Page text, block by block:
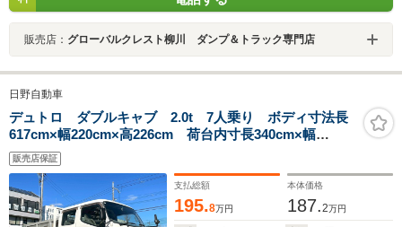
販売店： グローバルクレスト柳川 ダンプ＆トラック専門店
日野自動車
デュトロ ダブルキャブ 2.0t 7人乗り ボディ寸法長
617cm×幅220cm×高226cm 荷台内寸長340cm×幅
203cm ETC パワーウインドウ パワーステアリン
グ エアバック エアコン 走行距離82900km
販売店保証
支払総額
195.8万円
本体価格
187.2万円